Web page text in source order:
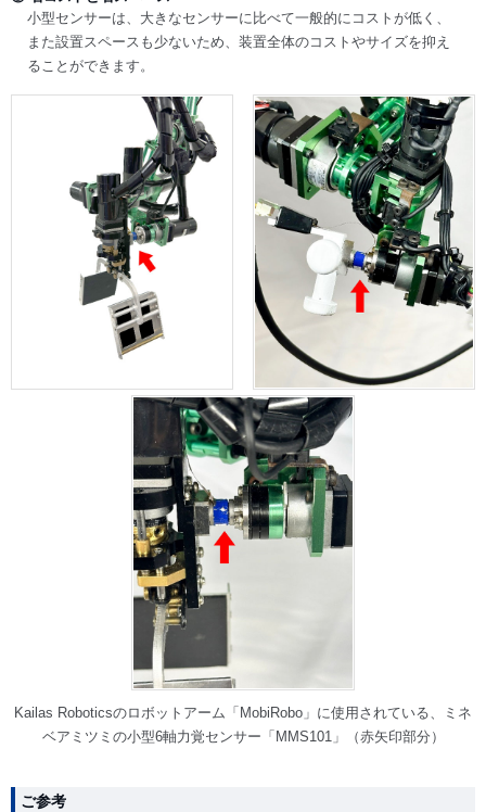
小型センサーは、大きなセンサーに比べて一般的にコストが低く、
また設置スペースも少ないため、装置全体のコストやサイズを抑え
ることができます。
Kailas Roboticsのロボットアーム「MobiRobo」に使用されている、ミネ
ベアミツミの小型6軸力覚センサー「MMS101」（赤矢印部分）
ご参考